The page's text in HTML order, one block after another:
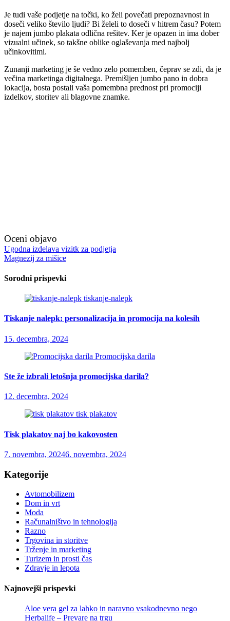
Je tudi vaše podjetje na točki, ko želi povečati prepoznavnost in
doseči veliko število ljudi? Bi želeli to doseči v hitrem času? Potem
je najem jumbo plakata odlična rešitev. Ker je opazen in ima dober
vizualni učinek, so takšne oblike oglaševanja med najbolj
učinkovitimi.
Zunanji marketing je še vedno zelo pomemben, čeprav se zdi, da je
večina marketinga digitalnega. Premišljen jumbo pano in dobra
lokacija, bosta postali vaša pomembna prednost pri promociji
izdelkov, storitev ali blagovne znamke.
Oceni objavo
Navigacija
prispevka
Ugodna izdelava vizitk za podjetja
Magnezij za mišice
Sorodni prispevki
tiskanje-nalepk
Tiskanje nalepk: personalizacija in promocija na kolesih
15. decembra, 2024
Promocijska darila
Ste že izbrali letošnja promocijska darila?
12. decembra, 2024
tisk plakatov
Tisk plakatov naj bo kakovosten
7. novembra, 20246. novembra, 2024
Kategorije
Avtomobilizem
Dom in vrt
Moda
Računalništvo in tehnologija
Razno
Trgovina in storitve
Trženje in marketing
Turizem in prosti čas
Zdravje in lepota
Najnovejši prispevki
Aloe vera gel za lahko in naravno vsakodnevno nego
Herbalife – Prevare na trgu